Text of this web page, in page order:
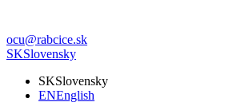
ocu@rabcice.sk
SKSlovensky
SKSlovensky
ENEnglish